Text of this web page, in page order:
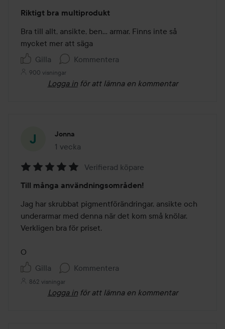
5
av
5
Riktigt bra multiprodukt
Bra till allt, ansikte, ben… armar. Finns inte så
mycket mer att säga
Gilla
Kommentera
900 visningar
Logga in för att lämna en kommentar
Jonna
1 vecka
Inlägget skapades 1 vecka
5
av
5
Verifierad köpare
Till många användningsområden!
Jag har skrubbat pigmentförändringar, ansikte och
underarmar med denna när det kom små knölar.
Verkligen bra för priset.
O
Gilla
Kommentera
862 visningar
Logga in för att lämna en kommentar